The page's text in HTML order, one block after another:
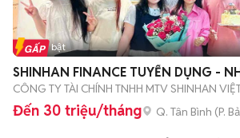
Tin nổi bật
SHINHAN FINANCE TUYỂN DỤNG -
CÔNG TY TÀI CHÍNH TNHH MTV SHINHAN
Đến 30 triệu/tháng Q. Tân Bình (P.